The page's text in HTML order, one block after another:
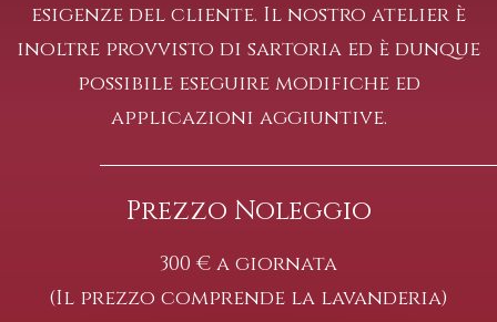
esigenze del cliente. Il nostro atelier è
inoltre provvisto di sartoria ed è dunque
possibile eseguire modifiche ed
applicazioni aggiuntive.
Prezzo Noleggio
300 € a giornata
(Il prezzo comprende la lavanderia)